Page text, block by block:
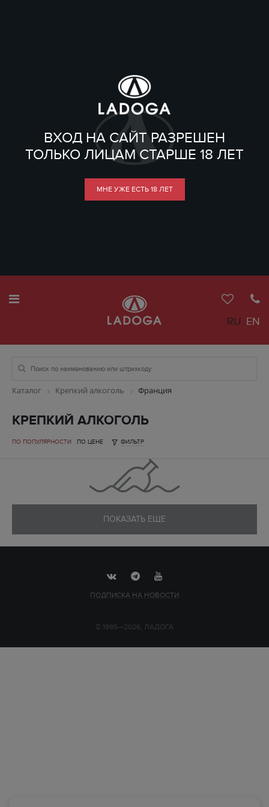
ВХОД НА САЙТ РАЗРЕШЕН
ТОЛЬКО ЛИЦАМ СТАРШЕ 18 ЛЕТ
МНЕ УЖЕ ЕСТЬ 18 ЛЕТ
RU EN
Каталог Крепкий алкоголь Франция
КРЕПКИЙ АЛКОГОЛЬ
ПО ПОПУЛЯРНОСТИ ПО ЦЕНЕ ФИЛЬТР
ПОКАЗАТЬ ЕЩЕ
ПОДПИСКА НА НОВОСТИ
© 1995—2026, ЛАДОГА